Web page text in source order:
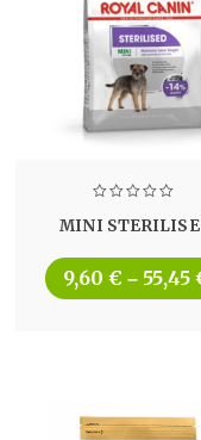
MINI
9,60 € – 55,45